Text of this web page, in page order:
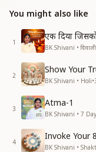
You might also like
1
एक दिया
BK Shivani •
2
Show Your
BK Shivani • Holi•
3
Atma-1
BK Shivani • 7
4
Invoke Your
BK Shivani •